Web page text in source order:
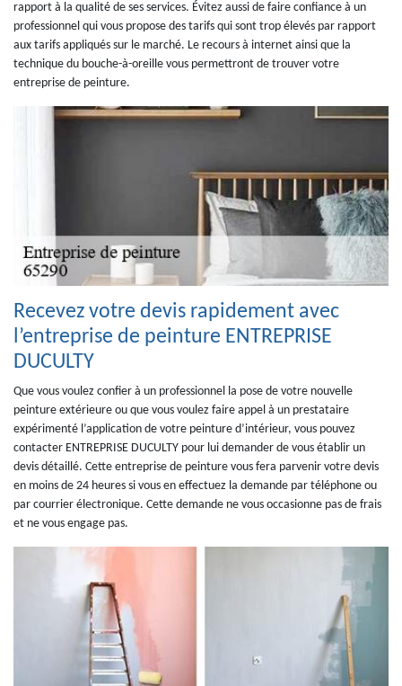
rapport à la qualité de ses services. Évitez aussi de faire confiance à un
professionnel qui vous propose des tarifs qui sont trop élevés par rapport
aux tarifs appliqués sur le marché. Le recours à internet ainsi que la
technique du bouche-à-oreille vous permettront de trouver votre
entreprise de peinture.
Recevez votre devis rapidement avec
l’entreprise de peinture ENTREPRISE
DUCULTY
Que vous voulez confier à un professionnel la pose de votre nouvelle
peinture extérieure ou que vous voulez faire appel à un prestataire
expérimenté l’application de votre peinture d’intérieur, vous pouvez
contacter ENTREPRISE DUCULTY pour lui demander de vous établir un
devis détaillé. Cette entreprise de peinture vous fera parvenir votre devis
en moins de 24 heures si vous en effectuez la demande par téléphone ou
par courrier électronique. Cette demande ne vous occasionne pas de frais
et ne vous engage pas.